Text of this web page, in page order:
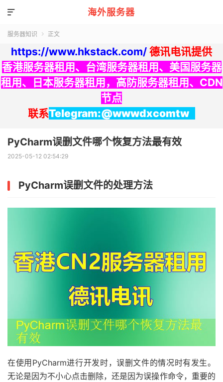
海外服务器

服务器知识  正文
https://www.hkstack.com/ 德讯电讯提供
香港服务器租用、 台湾服务器租用、 美国服务器
租用、 日本服务器租用 ， 高防服务器租用、 CDN
节点
联系Telegram:@wwwdxcomtw
PyCharm误删文件哪个恢复方法最有效
2025-05-12 02:54:29
PyCharm误删文件的处理方法
在使用PyCharm进行开发时，误删文件的情况时有发生。
无论是因为不小心点击删除，还是因为误操作命令，重要的